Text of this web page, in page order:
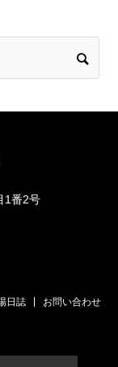
1番2号
日誌 お問い合わせ